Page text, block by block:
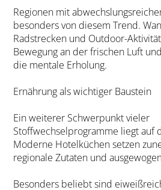
Regionen mit
besonders von diesem Trend.
Radstrecken und Outdoor-
Bewegung an der frischen Luft
die mentale Erholung.
Ernährung als wichtiger Baustein
Ein weiterer Schwerpunkt vieler
Stoffwechselprogramme liegt auf
Moderne Hotelküchen setzen
regionale Zutaten und
Besonders beliebt sind